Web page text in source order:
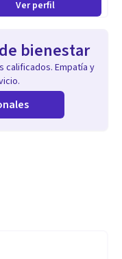
o tratamiento, todo
aquí estoy
cosas. No soy
Solo
Ver perfil
bienestar
calificados. Empatía y